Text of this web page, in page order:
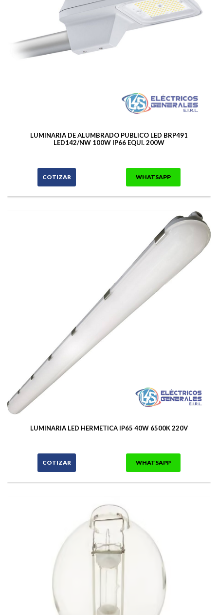
LUMINARIA DE ALUMBRADO PUBLICO LED BRP491
LED142/NW 100W IP66 EQUI. 200W
COTIZAR WHATSAPP
LUMINARIA LED HERMETICA IP65 40W 6500K 220V
COTIZAR WHATSAPP